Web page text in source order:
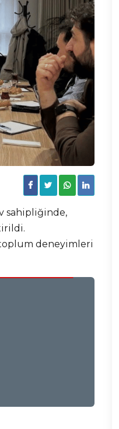
sahipliğinde,
toplum deneyimleri